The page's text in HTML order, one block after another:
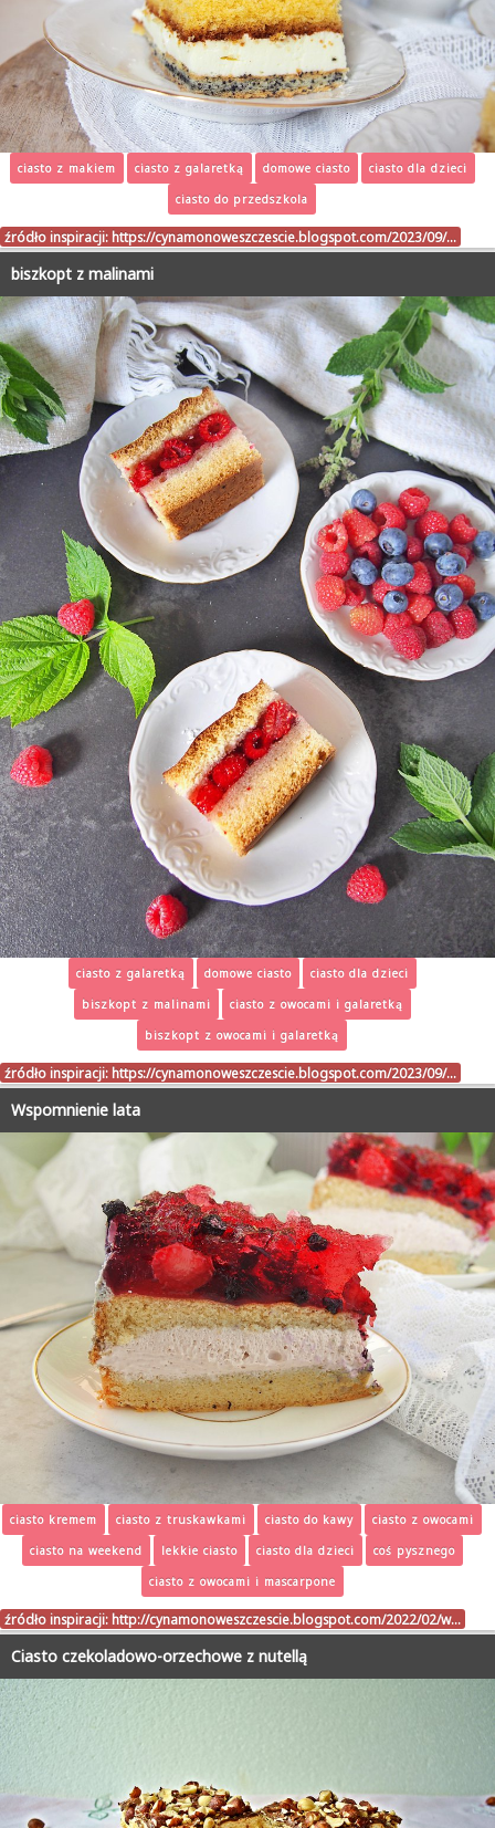
ciasto z makiem ciasto z galaretką domowe ciasto
ciasto dla dzieci
ciasto do przedszkola
źródło inspiracji: https://cynamonoweszczescie.blogspot.com/2023/09/…
biszkopt z malinami
ciasto z galaretką domowe ciasto
ciasto dla dzieci
biszkopt z malinami
ciasto z owocami i galaretką
biszkopt z owocami i galaretką
źródło inspiracji: https://cynamonoweszczescie.blogspot.com/2023/09/…
Wspomnienie lata
ciasto kremem ciasto z truskawkami ciasto do kawy
ciasto z owocami
ciasto na weekend
lekkie ciasto ciasto dla dzieci
coś pysznego
ciasto z owocami i mascarpone
źródło inspiracji: http://cynamonoweszczescie.blogspot.com/2022/02/w…
Ciasto czekoladowo-orzechowe z nutellą